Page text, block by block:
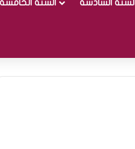
السنة الخامسة السنة السادسة